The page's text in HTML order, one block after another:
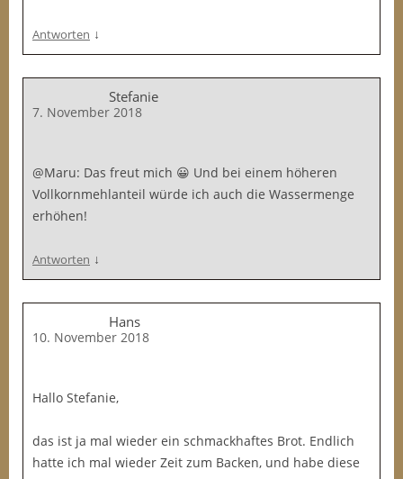
Antworten ↓
Stefanie
7. November 2018
@Maru: Das freut mich 😀 Und bei einem höheren
Vollkornmehlanteil würde ich auch die Wassermenge
erhöhen!
Antworten ↓
Hans
10. November 2018
Hallo Stefanie,
das ist ja mal wieder ein schmackhaftes Brot. Endlich
hatte ich mal wieder Zeit zum Backen, und habe diese